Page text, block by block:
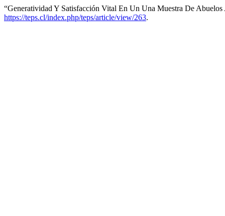
“Generatividad Y Satisfacción Vital En Un Una Muestra De
https://teps.cl/index.php/teps/article/view/263.